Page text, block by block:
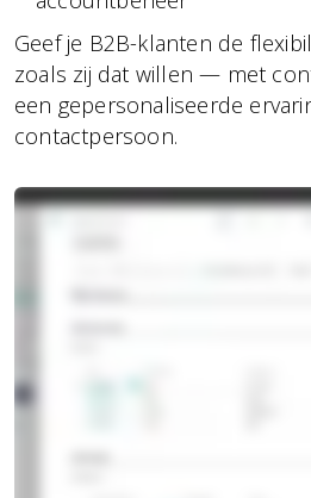
Geef je B2B-klanten de
zoals zij dat willen — met
een gepersonaliseerde
contactpersoon.